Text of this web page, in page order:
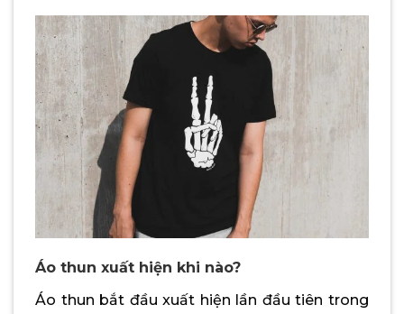
Áo thun xuất hiện khi nào?
Áo thun bắt đầu xuất hiện lần đầu tiên trong